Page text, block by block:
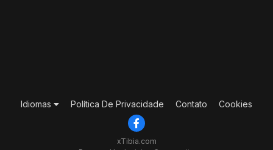
Idiomas Política De Privacidade Contato Cookies
xTibia.com